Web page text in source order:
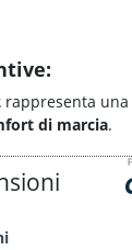
rappresenta
di marcia.